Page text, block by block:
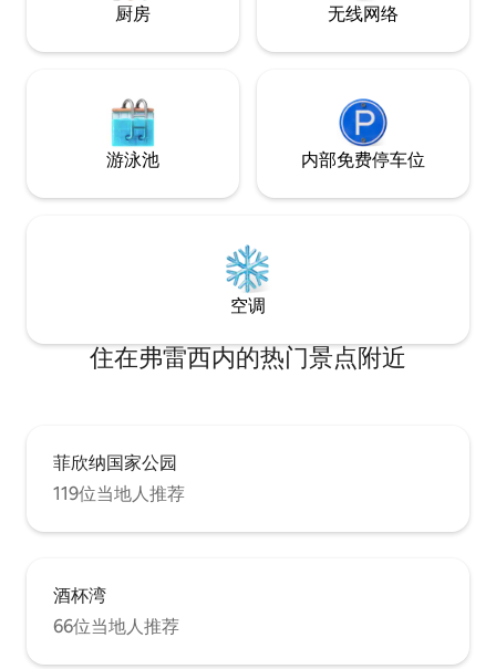
厨房 无线网络
游泳池 内部免费停车位
空调
住在弗雷西内的热门景点附近
菲欣纳国家公园
119位当地人推荐
酒杯湾
66位当地人推荐